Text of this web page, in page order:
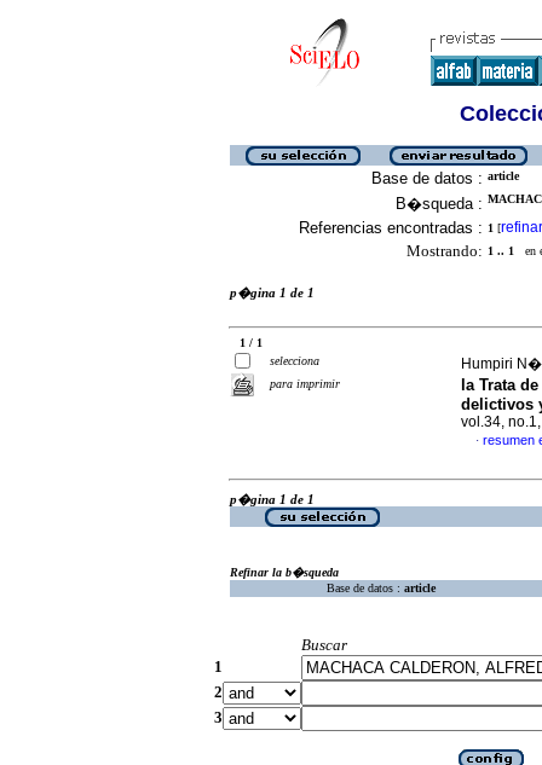
Base de datos : article
B�squeda :
Referencias encontradas : 1 [refinar
Mostrando: 1 .. 1 en
p�gina 1 de 1
1 / 1
selecciona
para imprimir
Humpiri
la Trata
delictivos
vol.34,
· resumen
p�gina 1 de 1
Refinar la b�squeda
Base de datos : article
Buscar
1
2
3